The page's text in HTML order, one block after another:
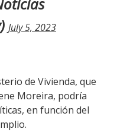
July 5, 2023
de Vivienda, que
Moreira, podría
en función del